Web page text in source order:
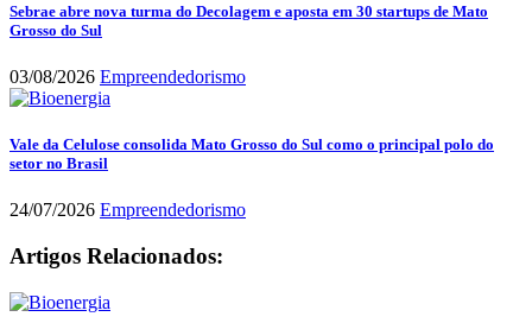
Sebrae abre nova turma do Decolagem e aposta em 30 startups de Mato
Grosso do Sul
03/08/2026 Empreendedorismo
Vale da Celulose consolida Mato Grosso do Sul como o principal polo do
setor no Brasil
24/07/2026 Empreendedorismo
Artigos Relacionados: